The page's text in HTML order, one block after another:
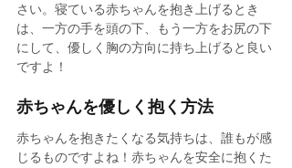
さい。寝ている赤ちゃんを抱き上げるとき
は、一方の手を頭の下、もう一方をお尻の下
にして、優しく胸の方向に持ち上げると良い
ですよ！
赤ちゃんを優しく抱く方法
赤ちゃんを抱きたくなる気持ちは、誰もが感
じるものですよね！赤ちゃんを安全に抱くた